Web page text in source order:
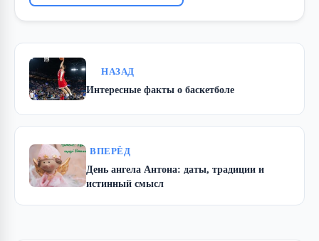
НАЗАД
Интересные факты о баскетболе
ВПЕРЁД
День ангела Антона: даты, традиции и
истинный смысл